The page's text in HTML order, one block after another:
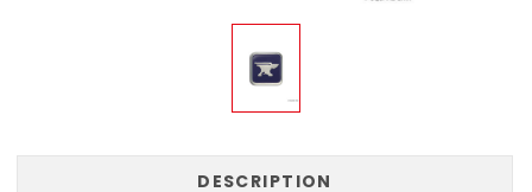
DESCRIPTION